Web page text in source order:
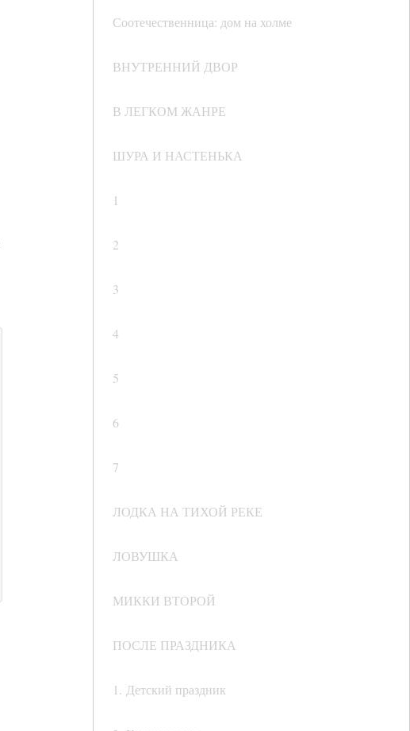
Соотечественница: дом на холме
ВНУТРЕННИЙ ДВОР
В ЛЕГКОМ ЖАНРЕ
ШУРА И НАСТЕНЬКА
1
2
3
4
5
6
7
ЛОДКА НА ТИХОЙ РЕКЕ
ЛОВУШКА
МИККИ ВТОРОЙ
ПОСЛЕ ПРАЗДНИКА
1. Детский праздник